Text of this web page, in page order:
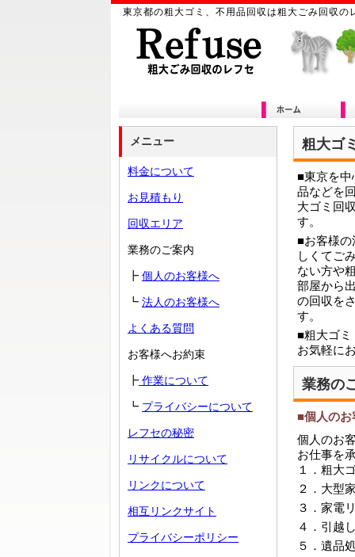
東京都の粗大ゴミ 、 不用品 回収は粗大ごみ回収の
メニュー
料金について
お見積もり
回収エリア
業務のご案内
┣ 個人のお客様へ
┗ 法人のお客様へ
よくある質問
お客様へお約束
┣ 作業について
┗ プライバシーについて
レフセの秘密
リサイクルについて
リンクについて
相互リンクサイト
プライバシーポリシー
粗大ゴ
■東京を中
品などを
大ゴミ回
す。
■お客様の
しくてご
ない方や
部屋から
の回収を
す。
■粗大ゴミ
お気軽に
業務の
■個人のお
個人のお
お仕事を
１．粗大
２．大型
３．家電
４．引越
５．遺品